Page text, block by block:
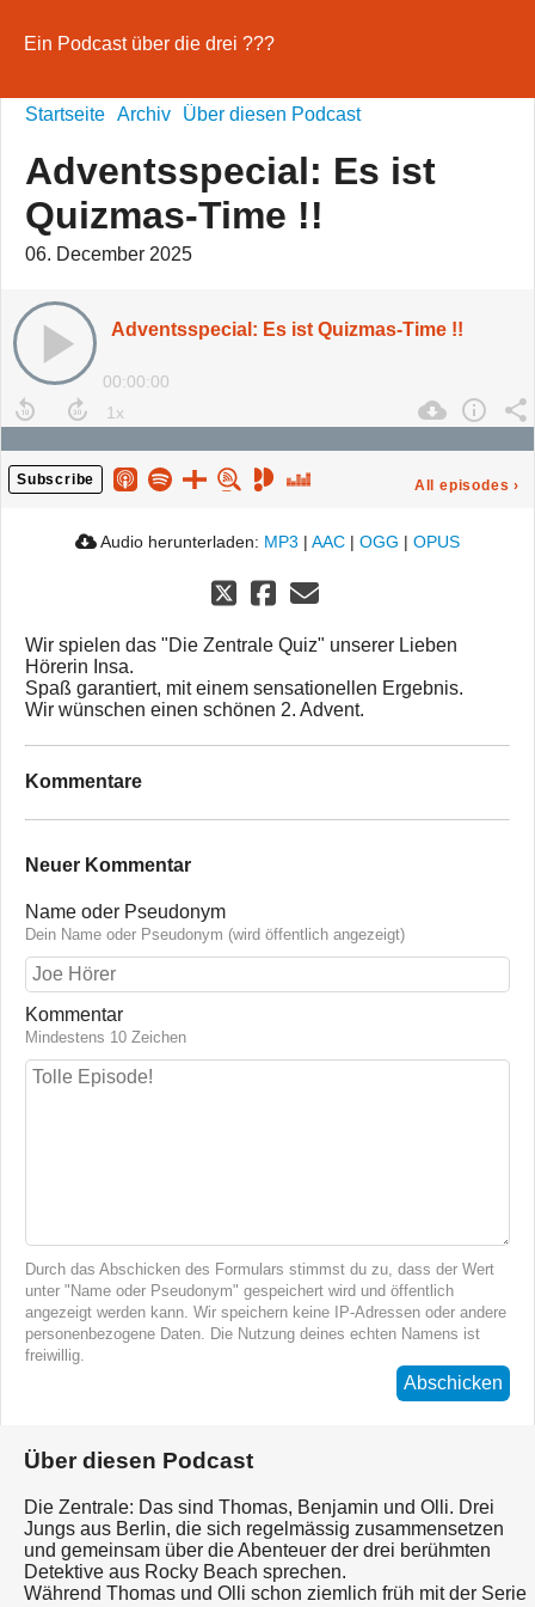
Ein Podcast über die drei ???
Startseite Archiv Über diesen Podcast
Adventsspecial: Es ist
Quizmas-Time !!
06. December 2025
Adventsspecial: Es ist Quizmas-Time !!
00:00:00
Subscribe All episodes ›
Audio herunterladen: MP3 | AAC | OGG | OPUS
Wir spielen das "Die Zentrale Quiz" unserer Lieben
Hörerin Insa.
Spaß garantiert, mit einem sensationellen Ergebnis.
Wir wünschen einen schönen 2. Advent.
Kommentare
Neuer Kommentar
Name oder Pseudonym
Dein Name oder Pseudonym (wird öffentlich angezeigt)
Kommentar
Mindestens 10 Zeichen
Durch das Abschicken des Formulars stimmst du zu, dass der Wert
unter "Name oder Pseudonym" gespeichert wird und öffentlich
angezeigt werden kann. Wir speichern keine IP-Adressen oder andere
personenbezogene Daten. Die Nutzung deines echten Namens ist
freiwillig.
Abschicken
Über diesen Podcast
Die Zentrale: Das sind Thomas, Benjamin und Olli. Drei
Jungs aus Berlin, die sich regelmässig zusammensetzen
und gemeinsam über die Abenteuer der drei berühmten
Detektive aus Rocky Beach sprechen.
Während Thomas und Olli schon ziemlich früh mit der Serie